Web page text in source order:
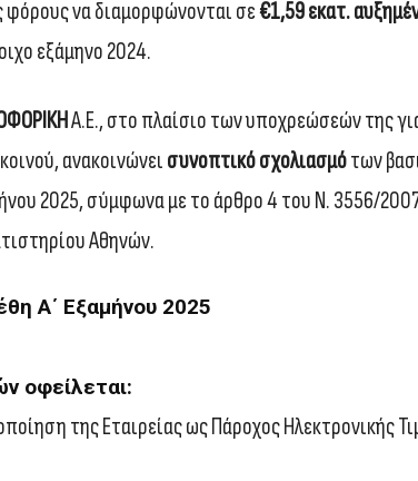
φόρους να διαμορφώνονται σε€1,59 εκατ.
εξάμηνο 2024.
Α.Ε., στο πλαίσιο των υποχρεώσεών της
ανακοινώνει συνοπτικό σχολιασμότων
2025, σύμφωνα με το άρθρο 4 του Ν. 3556/
Αθηνών.
Α΄ Εξαμήνου 2025
οφείλεται:
της Εταιρείας ως Πάροχος Ηλεκτρονικής